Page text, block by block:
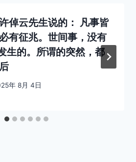
倬云先生说的： 凡事皆
有征兆。世间事，没有
生的。所谓的突然，都
年 8月 4日